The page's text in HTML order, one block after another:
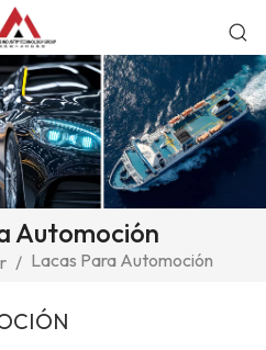
Automoción
/ Lacas Para Automoción